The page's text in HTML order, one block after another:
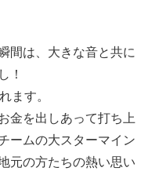
間は、大きな音と共に
！
ます。
金を出しあって打ち上
ームの大スターマイン
元の方たちの熱い思い